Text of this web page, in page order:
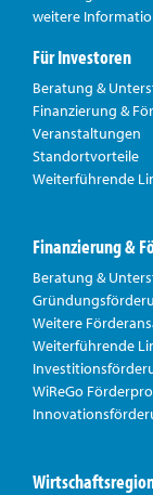
Sprechen Sie
weitere
Für Investoren
Beratung &
Finanzierung &
Veranstaltungen
Standortvorteile
Weiterführende
Finanzierung &
Beratung &
Weitere
Weiterführende
WiReGo